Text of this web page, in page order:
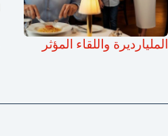
المليارديرة واللقاء المؤثر